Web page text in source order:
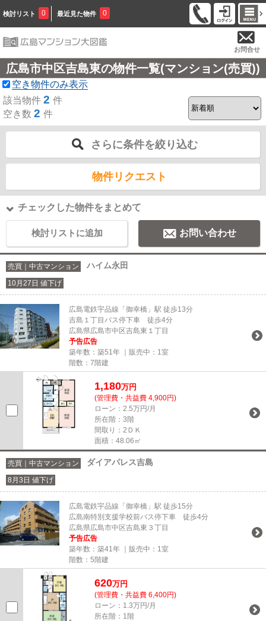
検討リスト 0 最近見た物件 0
お問合せ
広島市中区吉島東の物件一覧(マンション(売買))
空き物件のみ表示
該当物件 2 件
空き数 2 件
さらに条件を絞り込む
物件リクエスト
チェックした物件をまとめて
検討リストに追加 お問い合わせ
売買｜中古マンション ハイム永田
10月27日 値下げ
広島電鉄宇品線「御幸橋」駅 徒歩13分
吉島１丁目バス停下車 徒歩4分
広島県広島市中区吉島東１丁目
予告広告
築年数：築51年 ｜販売中： 1室
階数：7階建
1,180万円
(管理費・共益費 4,900円)
ローン：2.5万円/月
所在階：3階
間取り：2ＤＫ
面積：48.06㎡
売買｜中古マンション ダイアパレス吉島
8月3日 値下げ
広島電鉄宇品線「御幸橋」駅 徒歩15分
広島南特別支援学校前バス停下車 徒歩4分
広島県広島市中区吉島東３丁目
予告広告
築年数：築41年 ｜販売中： 1室
階数：5階建
620万円
(管理費・共益費 6,400円)
ローン：1.3万円/月
所在階：1階